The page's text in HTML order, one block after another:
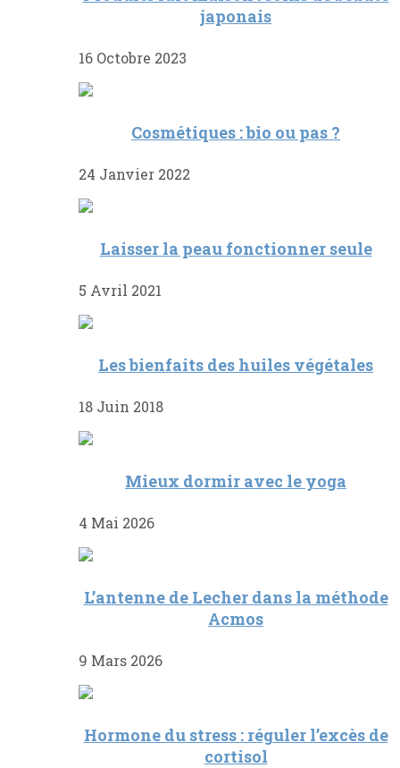
japonais
16 Octobre 2023
Cosmétiques : bio ou pas ?
24 Janvier 2022
Laisser la peau fonctionner seule
5 Avril 2021
Les bienfaits des huiles végétales
18 Juin 2018
Mieux dormir avec le yoga
4 Mai 2026
L’antenne de Lecher dans la méthode
Acmos
9 Mars 2026
Hormone du stress : réguler l’excès de
cortisol